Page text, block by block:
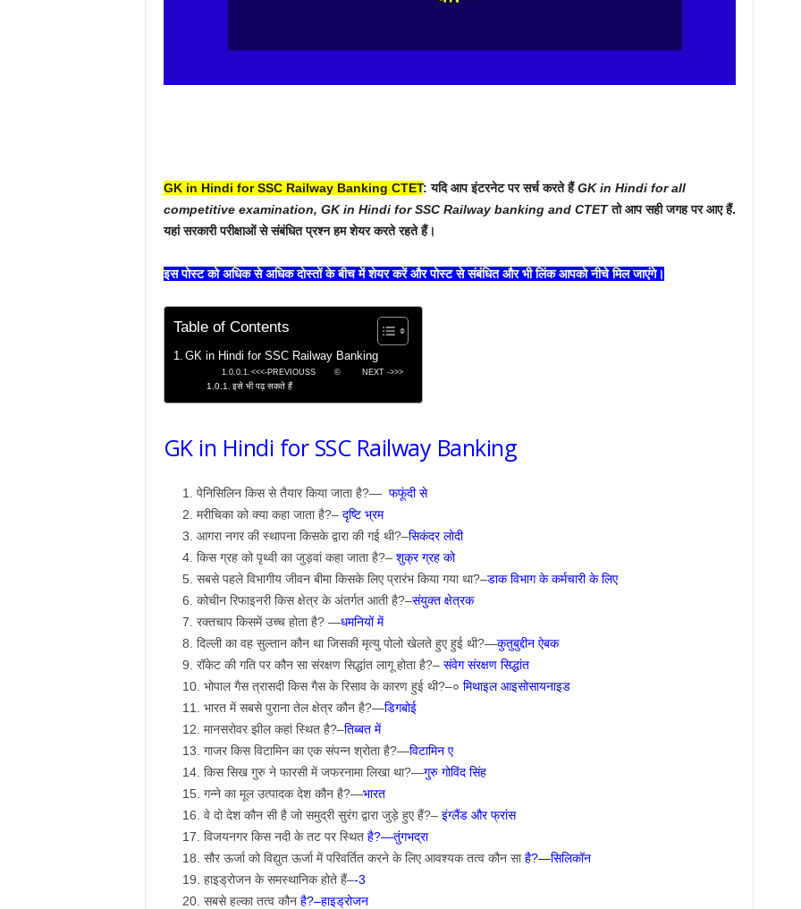
GK in Hindi for SSC Railway Banking CTET: यदि आप इंटरनेट पर सर्च करते हैंGK in Hindi for all
competitive examination, GK in Hindi for SSC Railway banking and CTETतो आप सही जगह पर आए हैं.
यहां सरकारी परीक्षाओं से संबंधित प्रश्न हम शेयर करते रहते हैं।
इस पोस्ट को अधिक से अधिक दोस्तों के बीच में शेयर करें और पोस्ट से संबंधित और भी लिंक आपको नीचे मिल जाएंगे।
Table of Contents
GK in Hindi for SSC Railway Banking
<<<-PREVIOUSS © NEXT ->>>
इसे भी पढ़ सकते हैं
GK in Hindi for SSC Railway Banking
पेनिसिलिन किस से तैयार किया जाता है?— फफूंदी से
मरीचिका को क्या कहा जाता है?– दृष्टि भ्रम
आगरा नगर की स्थापना किसके द्वारा की गई थी?–सिकंदर लोदी
किस ग्रह को पृथ्वी का जुड़वां कहा जाता है?– शुक्र ग्रह को
सबसे पहले विभागीय जीवन बीमा किसके लिए प्रारंभ किया गया था?–डाक विभाग के कर्मचारी के लिए
कोचीन रिफाइनरी किस क्षेत्र के अंतर्गत आती है?–संयुक्त क्षेत्रक
रक्तचाप किसमें उच्च होता है? —धमनियों में
दिल्ली का वह सुल्तान कौन था जिसकी मृत्यु पोलो खेलते हुए हुई थी?—कुतुबुद्दीन ऐबक
रॉकेट की गति पर कौन सा संरक्षण सिद्धांत लागू होता है?– संवेग संरक्षण सिद्धांत
भोपाल गैस त्रासदी किस गैस के रिसाव के कारण हुई थी?–० मिथाइल आइसोसायनाइड
भारत में सबसे पुराना तेल क्षेत्र कौन है?—डिगबोई
मानसरोवर झील कहां स्थित है?–तिब्बत में
गाजर किस विटामिन का एक संपन्न श्रोता है?—विटामिन ए
किस सिख गुरु ने फारसी में जफरनामा लिखा था?—गुरु गोविंद सिंह
गन्ने का मूल उत्पादक देश कौन है?—भारत
वे दो देश कौन सी है जो समुद्री सुरंग द्वारा जुड़े हुए हैं?– इंग्लैंड और फ्रांस
विजयनगर किस नदी के तट पर स्थित है?—तुंगभद्रा
सौर ऊर्जा को विद्युत ऊर्जा में परिवर्तित करने के लिए आवश्यक तत्व कौन साहै?—सिलिकॉन
हाइड्रोजन के समस्थानिक होते हैं–-3
सबसे हल्का तत्व कौन है?–हाइड्रोजन